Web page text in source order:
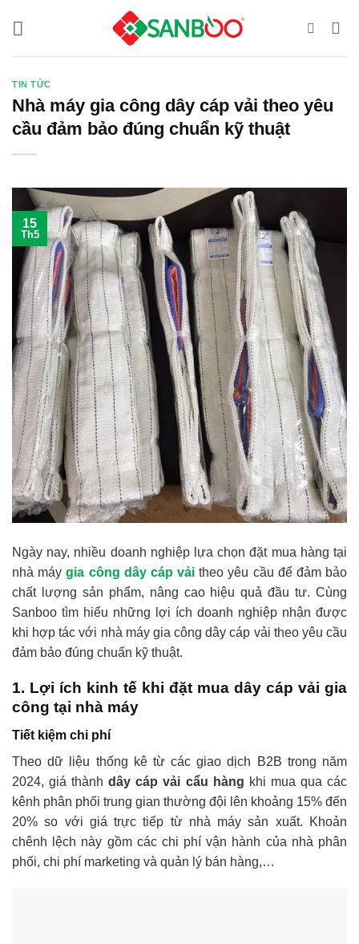
TIN TỨC
Nhà máy gia công dây cáp vải theo yêu
cầu đảm bảo đúng chuẩn kỹ thuật
15
Th5
Ngày nay, nhiều doanh nghiệp lựa chọn đặt mua hàng tại
nhà máygia công dây cáp vải theo yêu cầu để đảm bảo
chất lượng sản phẩm, nâng cao hiệu quả đầu tư. Cùng
Sanboo tìm hiểu những lợi ích doanh nghiệp nhận được
khi hợp tác với nhà máy gia công dây cáp vải theo yêu cầu
đảm bảo đúng chuẩn kỹ thuật.
1. Lợi ích kinh tế khi đặt mua dây cáp vải gia
công tại nhà máy
Tiết kiệm chi phí
Theo dữ liệu thống kê từ các giao dịch B2B trong năm
2024, giá thànhdây cáp vải cẩu hàng khi mua qua các
kênh phân phối trung gian thường đội lên khoảng 15% đến
20% so với giá trực tiếp từ nhà máy sản xuất. Khoản
chênh lệch này gồm các chi phí vận hành của nhà phân
phối, chi phí marketing và quản lý bán hàng,…